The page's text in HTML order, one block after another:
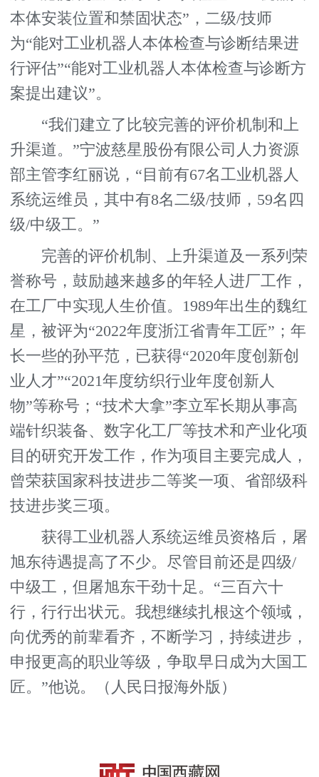
本体安装位置和禁固状态”，二级/技师
为“能对工业机器人本体检查与诊断结果进
行评估”“能对工业机器人本体检查与诊断方
案提出建议”。
“我们建立了比较完善的评价机制和上
升渠道。”宁波慈星股份有限公司人力资源
部主管李红丽说，“目前有67名工业机器人
系统运维员，其中有8名二级/技师，59名四
级/中级工。”
完善的评价机制、上升渠道及一系列荣
誉称号，鼓励越来越多的年轻人进厂工作，
在工厂中实现人生价值。1989年出生的魏红
星，被评为“2022年度浙江省青年工匠”；年
长一些的孙平范，已获得“2020年度创新创
业人才”“2021年度纺织行业年度创新人
物”等称号；“技术大拿”李立军长期从事高
端针织装备、数字化工厂等技术和产业化项
目的研究开发工作，作为项目主要完成人，
曾荣获国家科技进步二等奖一项、省部级科
技进步奖三项。
获得工业机器人系统运维员资格后，屠
旭东待遇提高了不少。尽管目前还是四级/
中级工，但屠旭东干劲十足。“三百六十
行，行行出状元。我想继续扎根这个领域，
向优秀的前辈看齐，不断学习，持续进步，
申报更高的职业等级，争取早日成为大国工
匠。”他说。（人民日报海外版）